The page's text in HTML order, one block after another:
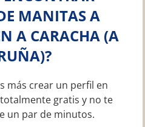
MANITAS A
A CARACHA (A
más crear un perfil en
gratis y no te
un par de minutos.